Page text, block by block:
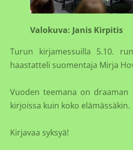
Valokuva: Janis Kirpitis
Turun kirjamessuilla 5.10.
haastatteli suomentaja Mirja
Vuoden teemana on draaman
kirjoissa kuin koko elämässäkin.
Kirjavaa syksyä!